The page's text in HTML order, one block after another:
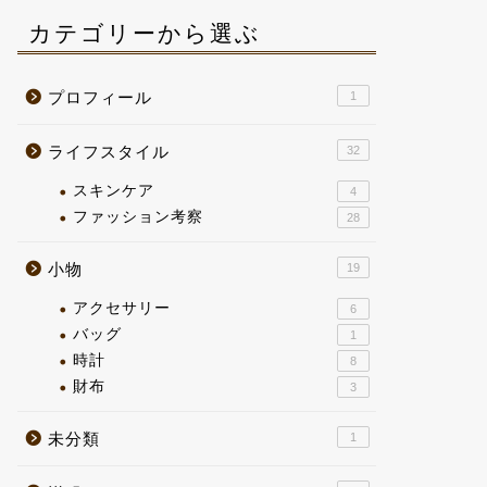
カテゴリーから選ぶ
プロフィール 1
ライフスタイル 32
スキンケア 4
ファッション考察 28
小物 19
アクセサリー 6
バッグ 1
時計 8
財布 3
未分類 1